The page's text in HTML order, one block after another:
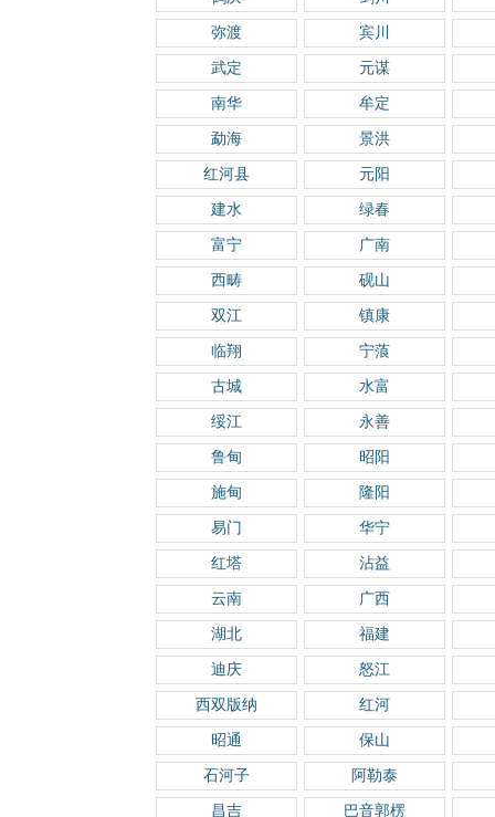
弥渡 宾川
武定 元谋
南华 牟定
勐海 景洪
红河县 元阳
建水 绿春
富宁 广南
西畴 砚山
双江 镇康
临翔 宁蒗
古城 水富
绥江 永善
鲁甸 昭阳
施甸 隆阳
易门 华宁
红塔 沾益
云南 广西
湖北 福建
迪庆 怒江
西双版纳 红河
昭通 保山
石河子 阿勒泰
昌吉 巴音郭楞